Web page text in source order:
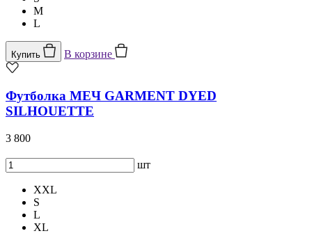
M
L
Купить В корзине
Футболка МЕЧ GARMENT DYED
SILHOUETTE
3 800
шт
XXL
S
L
XL